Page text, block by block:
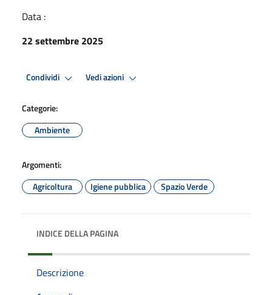
Data :
22 settembre 2025
Condividi Vedi azioni
Categorie:
Ambiente
Argomenti:
Agricoltura
Igiene pubblica Spazio Verde
INDICE DELLA PAGINA
Descrizione